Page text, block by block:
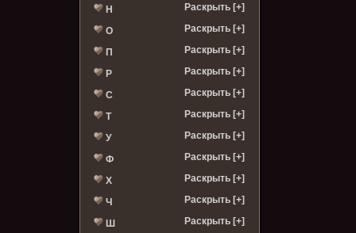
Н Раскрыть [+]
О Раскрыть [+]
П Раскрыть [+]
Р Раскрыть [+]
С Раскрыть [+]
Т Раскрыть [+]
У Раскрыть [+]
Ф Раскрыть [+]
Х Раскрыть [+]
Ч Раскрыть [+]
Ш Раскрыть [+]